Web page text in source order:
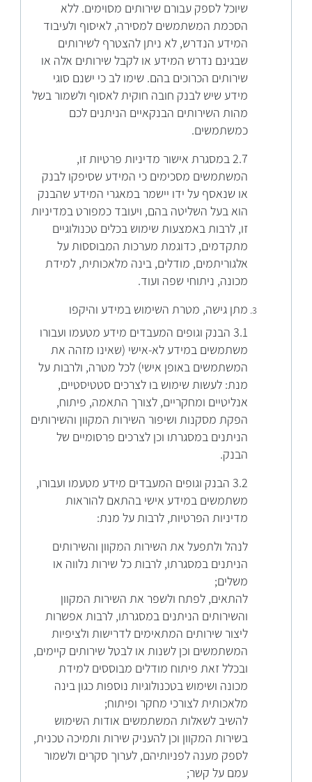
שיוכל לספק עבורם שירותים מסוימים. ללא
הסכמת המשתמשים למסירה, לאיסוף ולעיבוד
המידע הנדרש, לא ניתן להצטרף לשירותים
שבגינם נדרש המידע או לקבל שירותים אלה או
שירותים הכרוכים בהם. שימו לב כי ישנם סוגי
מידע שיש לבנק חובה חוקית לאסוף ולשמור בשל
מהות השירותים הבנקאיים הניתנים לכם
כמשתמשים.
2.7 במסגרת אישור מדיניות פרטיות זו,
המשתמשים מסכימים כי המידע שסיפקו לבנק
או שנאסף על ידו יישמר במאגרי המידע שהבנק
הוא בעל השליטה בהם, ויעובד כמפורט במדיניות
זו, לרבות באמצעות שימוש בכלים טכנולוגיים
מתקדמים, כדוגמת מערכות המבוססות על
אלגוריתמים, מודלים, בינה מלאכותית, למידת
מכונה, ניתוחי שפה ועוד.
מתן גישה, מטרת השימוש במידע והיקפו
3.1 הבנק וגופים המעבדים מידע מטעמו ועבורו
משתמשים במידע לא-אישי (שאינו מזהה את
המשתמשים באופן אישי) לכל מטרה, ולרבות על
מנת: לעשות שימוש בו לצרכים סטטיסטיים,
אנליטיים ומחקריים, לצורך התאמה, פיתוח,
הפקת מסקנות ושיפור השירות המקוון והשירותים
הניתנים במסגרתו וכן לצרכים פרסומיים של
הבנק.
3.2 הבנק וגופים המעבדים מידע מטעמו ועבורו,
משתמשים במידע אישי בהתאם להוראות
מדיניות הפרטיות, לרבות על מנת:
לנהל ולתפעל את השירות המקוון והשירותים
הניתנים במסגרתו, לרבות כל שירות נלווה או
משלים;
להתאים, לפתח ולשפר את השירות המקוון
והשירותים הניתנים במסגרתו, לרבות אפשרות
ליצור שירותים המתאימים לדרישות ולציפיות
המשתמשים וכן לשנות או לבטל שירותים קיימים,
ובכלל זאת פיתוח מודלים מבוססים למידת
מכונה ושימוש בטכנולוגיות נוספות כגון בינה
מלאכותית לצורכי מחקר ופיתוח;
להשיב לשאלות המשתמשים אודות השימוש
בשירות המקוון וכן להעניק שירות ותמיכה טכנית,
לספק מענה לפניותיהם, לערוך סקרים ולשמור
עמם על קשר;